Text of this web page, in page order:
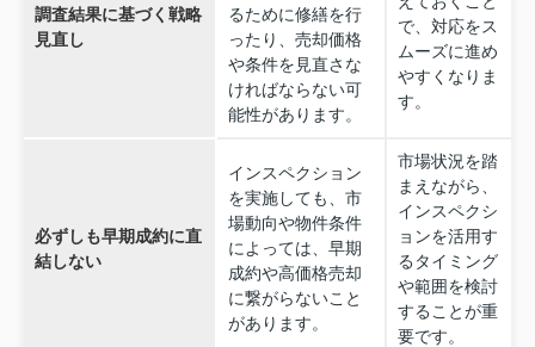
調査結果に基づく戦略
見直し
るために修繕を行
ったり、売却価格
や条件を見直さな
ければならない可
能性があります。
で、対応をス
ムーズに進め
やすくなりま
す。
必ずしも早期成約に直
結しない
インスペクション
を実施しても、市
場動向や物件条件
によっては、早期
成約や高価格売却
に繋がらないこと
があります。
市場状況を踏
まえながら、
インスペクシ
ョンを活用す
るタイミング
や範囲を検討
することが重
要です。